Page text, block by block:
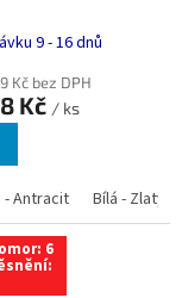
Tmavý dub Bílá -
9 - 16 dnů
Kč bez DPH
Kč / ks
- Antracit Bílá - Zlatý
6